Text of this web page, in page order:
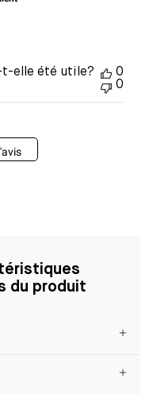
elle été utile?
0
0
du produit